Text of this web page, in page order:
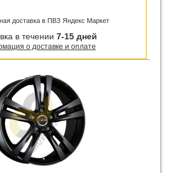
доставка в ПВЗ Яндекс Маркет
в течении 7-15 дней
о доставке и оплате